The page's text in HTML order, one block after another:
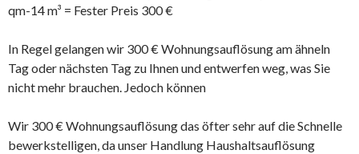
qm-14 m³ = Fester Preis 300 €
In Regel gelangen wir 300 € Wohnungsauflösung am ähneln
Tag oder nächsten Tag zu Ihnen und entwerfen weg, was Sie
nicht mehr brauchen. Jedoch können
Wir 300 € Wohnungsauflösung das öfter sehr auf die Schnelle
bewerkstelligen, da unser Handlung Haushaltsauflösung